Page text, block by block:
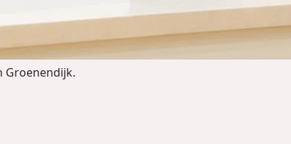
Groenendijk.